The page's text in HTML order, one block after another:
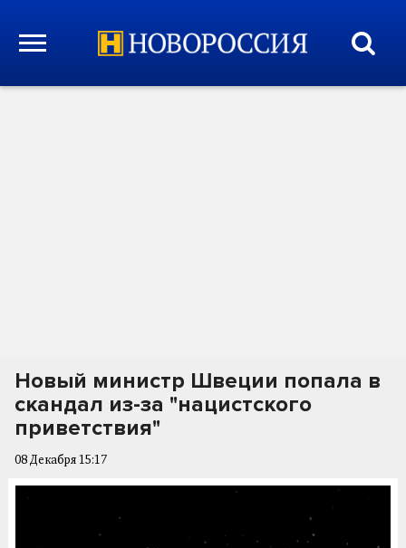
Новый министр Швеции попала в
скандал из-за "нацистского
приветствия"
08 Декабря 15:17